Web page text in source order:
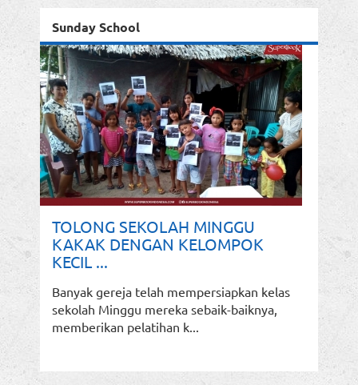
Sunday School
TOLONG SEKOLAH MINGGU
KAKAK DENGAN KELOMPOK
KECIL ...
Banyak gereja telah mempersiapkan kelas
sekolah Minggu mereka sebaik-baiknya,
memberikan pelatihan k...